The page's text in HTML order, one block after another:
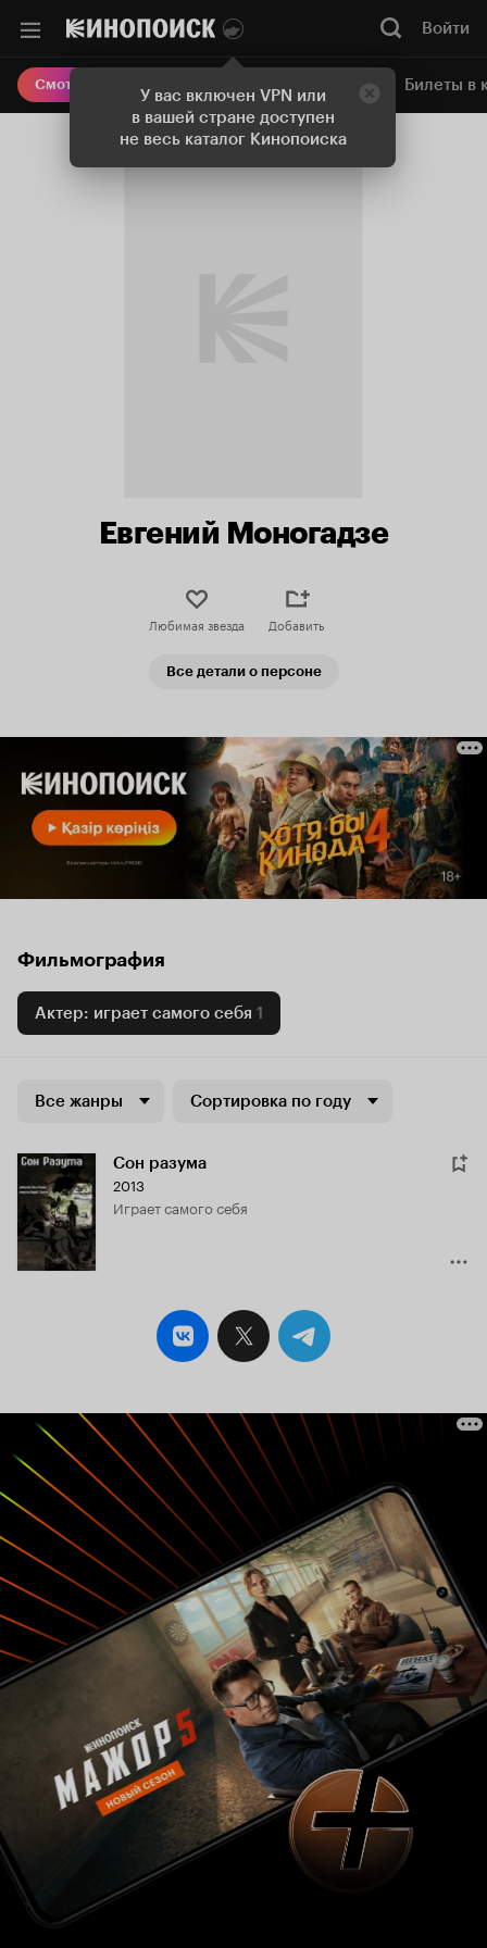
У вас включен VPN или
в вашей стране доступен
не весь каталог Кинопоиска
Войти
Смотреть кино Онлайн-кинотеатр Билеты в
Евгений Моногадзе
Любимая звезда Добавить
Все детали о персоне
Фильмография
Актер: играет самого себя 1
Все жанры Сортировка по году
Сон разума
2013
играет самого себя